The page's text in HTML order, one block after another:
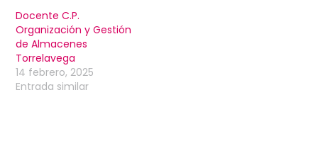
Docente C.P.
Organización y Gestión
de Almacenes
Torrelavega
14 febrero, 2025
Entrada similar